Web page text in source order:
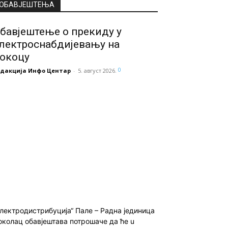
о прекиду у
на
Инфо Центар - 5. август 2026. 0
Пале – Радна јединица
обавјештава потрошаче да ће u